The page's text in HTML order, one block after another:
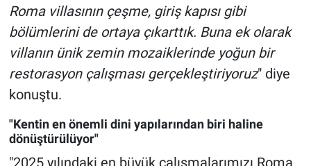
Roma villasının çeşme, giriş kapısı gibi
bölümlerini de ortaya çıkarttık. Buna ek olarak
villanın ünik zemin mozaiklerinde yoğun bir
restorasyon çalışması gerçekleştiriyoruz" diye
konuştu.
"Kentin en önemli dini yapılarından biri haline
dönüştürülüyor"
"2025 yılındaki en büyük çalışmalarımızı Roma